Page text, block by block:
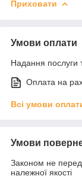
Приховати
Умови оплати
Надання послуги
Оплата на
Всі умови
Умови
Законом не
належної якості